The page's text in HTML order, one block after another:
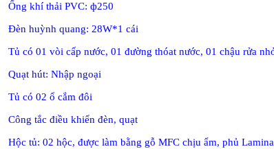
Ống khí thải PVC: ф250
Đèn huỳnh quang: 28W*1 cái
Tủ có 01 vòi cấp nước, 01 đường thóat nước, 01 chậu rửa
Quạt hút: Nhập ngoại
Tủ có 02 ổ cắm đôi
Công tắc điều khiển đèn, quạt
Hộc tủ: 02 hộc, được làm bằng gỗ MFC chịu ẩm, phủ